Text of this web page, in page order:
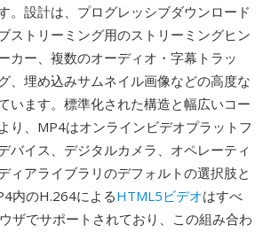
。設計は、プログレッシブダウンロード
ストリーミング用のストリーミングヒン
カー、複数のオーディオ・字幕トラッ
、埋め込みサムネイル画像などの高度な
います。標準化された構造と幅広いコー
り、MP4はオンラインビデオプラットフ
バイス、デジタルカメラ、オペレーティ
ィアライブラリのデフォルトの選択肢と
内のH.264によるHTML5ビデオはすべ
ザでサポートされており、この組み合わ